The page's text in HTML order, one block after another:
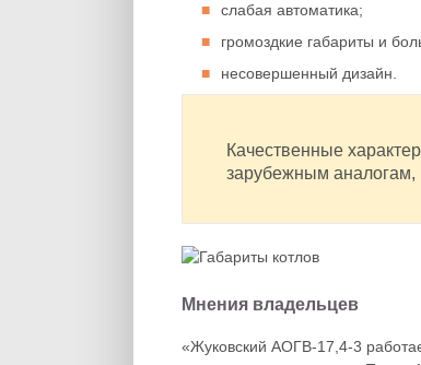
слабая автоматика;
громоздкие габариты и
несовершенный дизайн.
Качественные
зарубежным аналогам,
Мнения владельцев
«Жуковский АОГВ-17,4-3